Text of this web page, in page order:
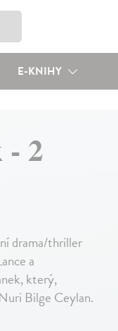
E-KNIHY
2
drama/thriller
a
který,
Bilge Ceylan.